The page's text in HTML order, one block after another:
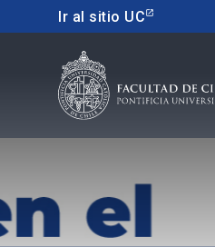
Ir al sitio UC